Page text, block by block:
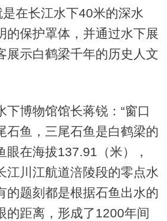
是在长江水下40米的深水
的保护罩体，并通过水下展
展示白鹤梁千年的历史人文
博物馆馆长蒋锐：“窗口
石鱼，三尾石鱼是白鹤梁的
眼在海拔137.91（米），
江川江航道涪陵段的零点水
的题刻都是根据石鱼出水的
的距离，形成了1200年间